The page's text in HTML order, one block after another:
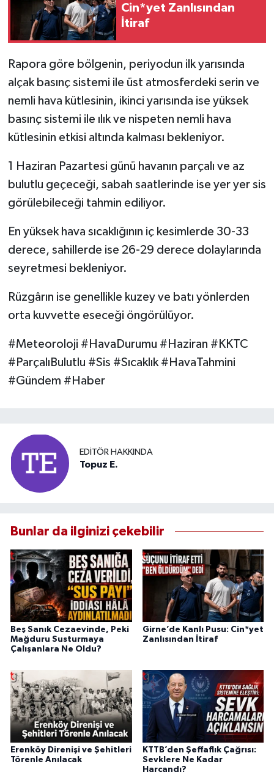
Cin*yet Zanlısından
İtiraf
Rapora göre bölgenin, periyodun ilk yarısında
alçak basınç sistemi ile üst atmosferdeki serin ve
nemli hava kütlesinin, ikinci yarısında ise yüksek
basınç sistemi ile ılık ve nispeten nemli hava
kütlesinin etkisi altında kalması bekleniyor.
1 Haziran Pazartesi günü havanın parçalı ve az
bulutlu geçeceği, sabah saatlerinde ise yer yer sis
görülebileceği tahmin ediliyor.
En yüksek hava sıcaklığının iç kesimlerde 30-33
derece, sahillerde ise 26-29 derece dolaylarında
seyretmesi bekleniyor.
Rüzgârın ise genellikle kuzey ve batı yönlerden
orta kuvvette eseceği öngörülüyor.
#Meteoroloji #HavaDurumu #Haziran #KKTC
#ParçalıBulutlu #Sis #Sıcaklık #HavaTahmini
#Gündem #Haber
EDITÖR HAKKINDA
Topuz E.
Bunlar da ilginizi çekebilir
Beş Sanık Cezaevinde, Peki
Mağduru Susturmaya
Çalışanlara Ne Oldu?
Girne’de Kanlı Pusu: Cin*yet
Zanlısından İtiraf
Erenköy Direnişi ve Şehitleri
Törenle Anılacak
KTTB’den Şeffaflık Çağrısı:
Sevklere Ne Kadar
Harcandı?